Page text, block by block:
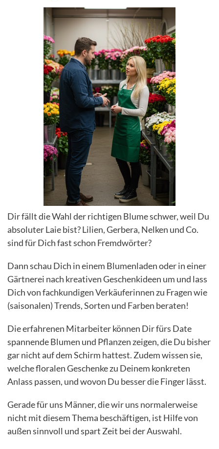
Dir fällt die Wahl der richtigen Blume schwer, weil Du
absoluter Laie bist? Lilien, Gerbera, Nelken und Co.
sind für Dich fast schon Fremdwörter?
Dann schau Dich in einem Blumenladen oder in einer
Gärtnerei nach kreativen Geschenkideen um und lass
Dich von fachkundigen Verkäuferinnen zu Fragen wie
(saisonalen) Trends, Sorten und Farben beraten!
Die erfahrenen Mitarbeiter können Dir fürs Date
spannende Blumen und Pflanzen zeigen, die Du bisher
gar nicht auf dem Schirm hattest. Zudem wissen sie,
welche floralen Geschenke zu Deinem konkreten
Anlass passen, und wovon Du besser die Finger lässt.
Gerade für uns Männer, die wir uns normalerweise
nicht mit diesem Thema beschäftigen, ist Hilfe von
außen sinnvoll und spart Zeit bei der Auswahl.